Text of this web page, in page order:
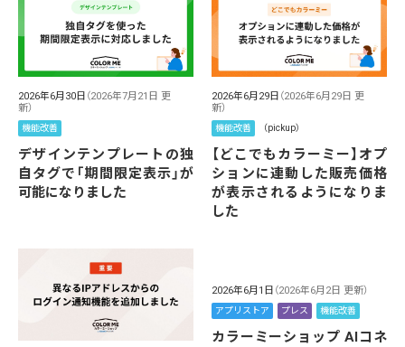
2026年6月30日 （2026年7月21日 更
新）
機能改善
デザインテンプレートの独
自タグで「期間限定表示」が
可能になりました
2026年6月29日 （2026年6月29日 更
新）
機能改善 （pickup）
【どこでもカラーミー】オプ
ションに連動した販売価格
が表示されるようになりま
した
2026年6月1日 （2026年6月2日 更新）
アプリストア プレス 機能改善
カラーミーショップ AIコネ